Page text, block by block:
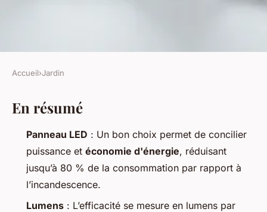
Top stratégies pour maximiser
l'efficacité des panneaux LED
Arielle•31/03/2026 17:41•8 min de lecture
Accueil›Jardin
En résumé
Panneau LED : Un bon choix permet de concilier
puissance et économie d'énergie, réduisant
jusqu’à 80 % de la consommation par rapport à
l’incandescence.
Lumens : L’efficacité se mesure en lumens par